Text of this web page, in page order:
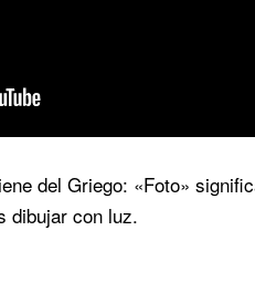
del Griego: «Foto»
dibujar con luz.